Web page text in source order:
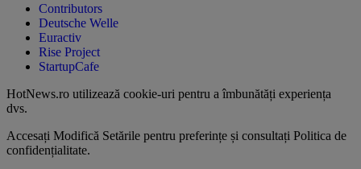
Contributors
Deutsche Welle
Euractiv
Rise Project
StartupCafe
HotNews.ro utilizează cookie-uri pentru a îmbunătăți experiența
dvs.
Accesați Modifică Setările pentru preferințe și consultați Politica de
confidențialitate.